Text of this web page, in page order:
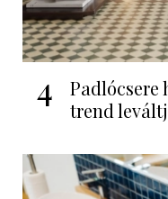
4
Padlócsere
trend